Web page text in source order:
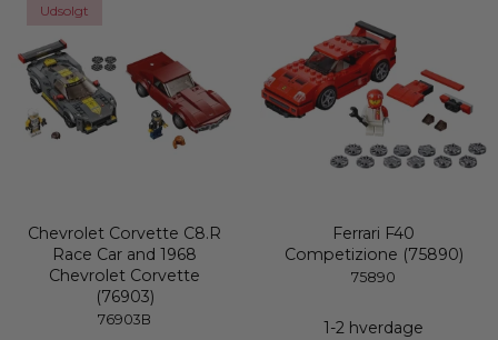
Udsolgt
Chevrolet Corvette C8.R
Race Car and 1968
Chevrolet Corvette
(76903)
76903B
Ferrari F40
Competizione (75890)
75890
1-2 hverdage